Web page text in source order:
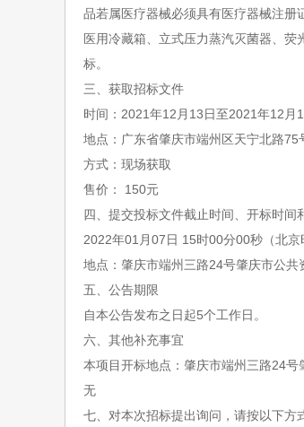
品若属医疗器械必须具有医疗器械注册
医用冷藏箱、立式压力蒸汽灭菌器、荧
标。
三、获取招标文件
时间： 2021年12 月 13日至2021年12 月
地点：广东省肇庆市端州区天宁北路75
方式：现场获取
售价：
150元
四、提交投标文件截止时间、开标时间
2022年01 月07日 15时00分00秒（北京
地点：肇庆市端州三路24号肇庆市公共
五、公告期限
自本公告发布之日起5个工作日。
六、其他补充事宜
本项目开标地点：肇庆市端州三路24号
无
七、对本次招标提出询问，请按以下方